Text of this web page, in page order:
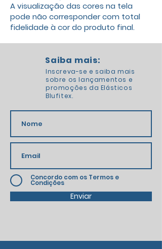
A visualização das cores na tela
pode não corresponder com total
fidelidade à cor do produto final.
Saiba mais:
Inscreva-se e saiba mais
sobre os lançamentos e
promoções da Elásticos
Blufitex.
Concordo com os Termos e
Condições
Enviar